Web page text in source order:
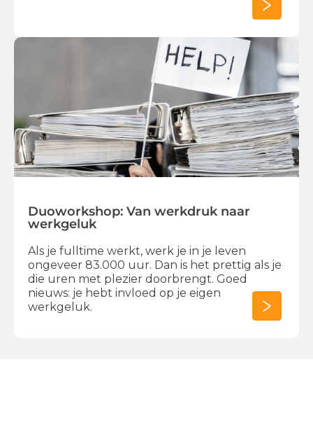
Duoworkshop: Van werkdruk naar
werkgeluk
Als je fulltime werkt, werk je in je leven
ongeveer 83.000 uur. Dan is het prettig als je
die uren met plezier doorbrengt. Goed
nieuws: je hebt invloed op je eigen
werkgeluk.